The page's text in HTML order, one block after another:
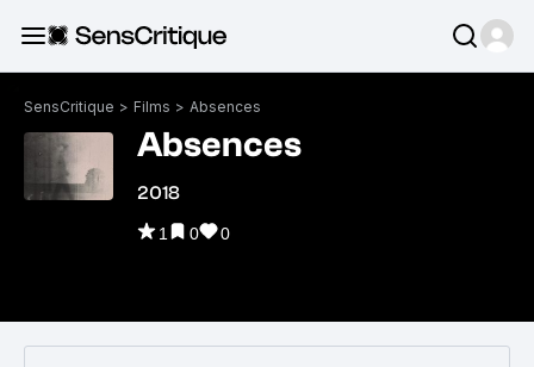
SensCritique > Films > Absences
Absences
2018
1 0 0